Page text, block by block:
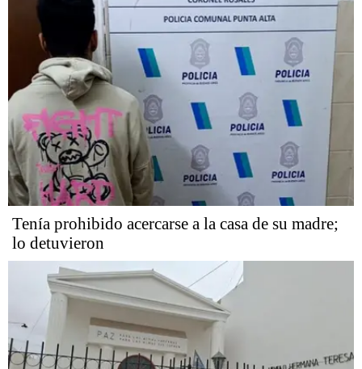
Tenía prohibido acercarse a la casa de su madre;
lo detuvieron